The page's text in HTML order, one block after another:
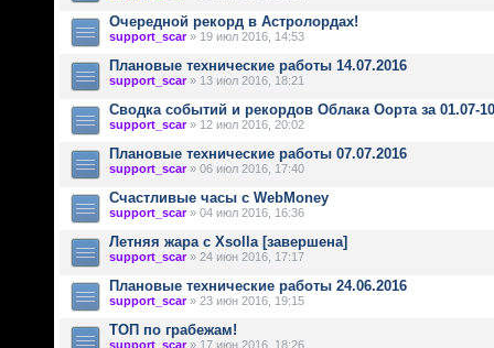
Очередной рекорд в Астролордах!
support_scar» 19 июл 2016, 14:53
Плановые технические работы 14.07.2016
support_scar» 13 июл 2016, 18:21
Сводка событий и рекордов Облака Оорта за 01.07-
support_scar» 12 июл 2016, 20:02
Плановые технические работы 07.07.2016
support_scar» 06 июл 2016, 17:40
Счастливые часы с WebMoney
support_scar» 04 июл 2016, 16:36
Летняя жара с Xsolla [завершена]
support_scar» 24 июн 2016, 17:17
Плановые технические работы 24.06.2016
support_scar» 23 июн 2016, 19:15
ТОП по грабежам!
support_scar» 17 июн 2016, 18:26